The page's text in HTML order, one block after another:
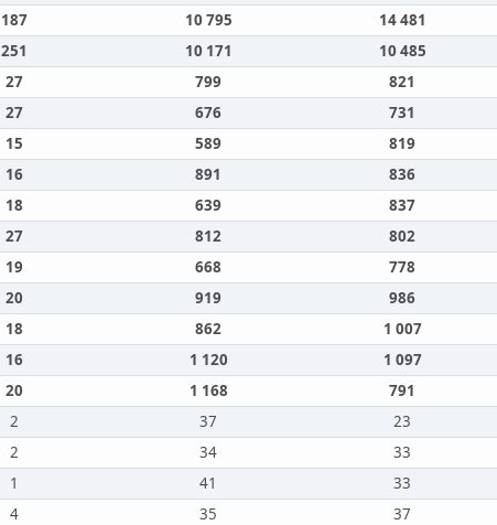
187 10 795 14 481
251 10 171 10 485
27 799 821
27 676 731
15 589 819
16 891 836
18 639 837
27 812 802
19 668 778
20 919 986
18 862 1 007
16 1 120 1 097
20 1 168 791
2 37 23
2 34 33
1 41 33
4 35 37